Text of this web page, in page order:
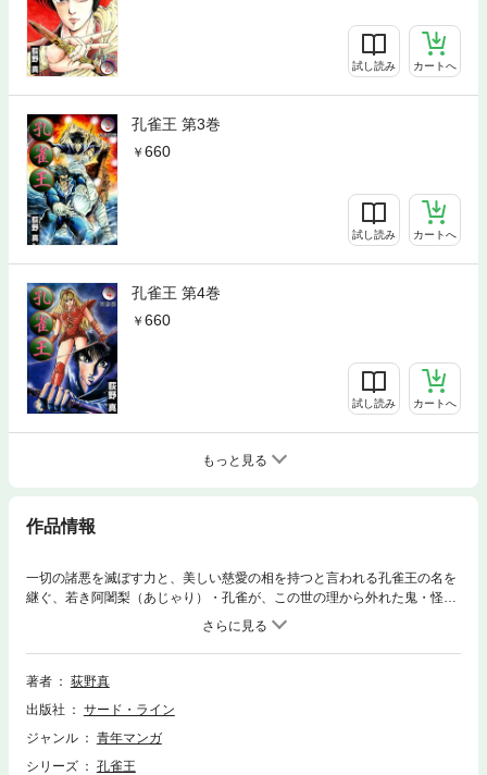
試し読み カートへ
孔雀王 第3巻
660
試し読み カートへ
孔雀王 第4巻
660
試し読み カートへ
もっと見る
作品情報
一切の諸悪を滅ぼす力と、美しい慈愛の相を持つと言われる孔雀王の名を
継ぐ、若き阿闍梨（あじゃり）・孔雀が、この世の理から外れた鬼・怪
（あやかし）・憑き物を断つ!! テレビ局で鬼が現れる事件が発生！ 憑
き物落としに駆けつけた孔雀が見たのは、視聴率のために追い詰められた
弱者の、底しれない恨みだった……。神の力を顕現させ、神話の世界にま
で足を踏み入れる、孔雀の活躍を描く超伝奇アクションの傑作が登場！
著者
荻野真
出版社
サード・ライン
ジャンル
青年マンガ
シリーズ
孔雀王